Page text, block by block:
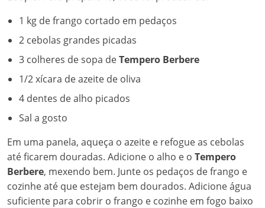
1 kg de frango cortado em pedaços
2 cebolas grandes picadas
3 colheres de sopa deTempero Berbere
1/2 xícara de azeite de oliva
4 dentes de alho picados
Sal a gosto
Em uma panela, aqueça o azeite e refogue as cebolas
até ficarem douradas. Adicione o alho e o Tempero
Berbere, mexendo bem. Junte os pedaços de frango e
cozinhe até que estejam bem dourados. Adicione água
suficiente para cobrir o frango e cozinhe em fogo baixo